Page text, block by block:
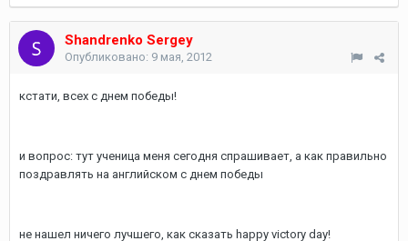
Shandrenko Sergey
Опубликовано: 9 мая, 2012
кстати, всех с днем победы!
и вопрос: тут ученица меня сегодня спрашивает, а как правильно
поздравлять на английском с днем победы
не нашел ничего лучшего, как сказать happy victory day!